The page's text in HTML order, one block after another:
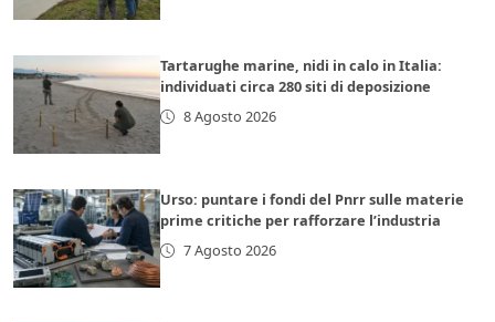
Tartarughe marine, nidi in calo in Italia:
individuati circa 280 siti di deposizione
8 Agosto 2026
Urso: puntare i fondi del Pnrr sulle materie
prime critiche per rafforzare l’industria
7 Agosto 2026